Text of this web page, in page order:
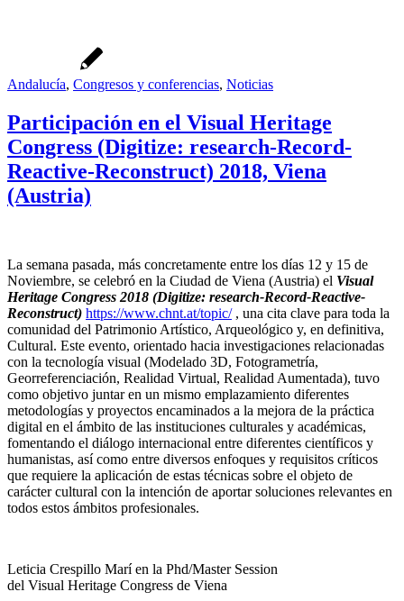
Andalucía, Congresos y conferencias, Noticias
Participación en el Visual Heritage
Congress (Digitize: research-Record-
Reactive-Reconstruct) 2018, Viena
(Austria)
La semana pasada, más concretamente entre los días 12 y 15 de
Noviembre, se celebró en la Ciudad de Viena (Austria) el Visual
Heritage Congress 2018 (Digitize: research-Record-Reactive-
Reconstruct) https://www.chnt.at/topic/, una cita clave para toda la
comunidad del Patrimonio Artístico, Arqueológico y, en definitiva,
Cultural. Este evento, orientado hacia investigaciones relacionadas
con la tecnología visual (Modelado 3D, Fotogrametría,
Georreferenciación, Realidad Virtual, Realidad Aumentada), tuvo
como objetivo juntar en un mismo emplazamiento diferentes
metodologías y proyectos encaminados a la mejora de la práctica
digital en el ámbito de las instituciones culturales y académicas,
fomentando el diálogo internacional entre diferentes científicos y
humanistas, así como entre diversos enfoques y requisitos críticos
que requiere la aplicación de estas técnicas sobre el objeto de
carácter cultural con la intención de aportar soluciones relevantes en
todos estos ámbitos profesionales.
Leticia Crespillo Marí en la Phd/Master Session
del Visual Heritage Congress de Viena